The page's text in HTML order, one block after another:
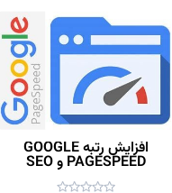
افزایش رتبه GOOGLE
PAGESPEED و SEO